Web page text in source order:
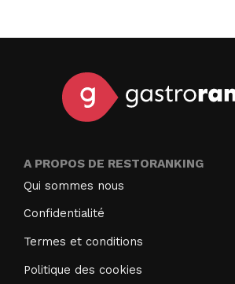
A PROPOS DE RESTORANKING
Qui sommes nous
Confidentialité
Termes et conditions
Politique des cookies